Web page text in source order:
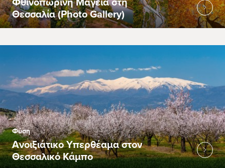
Θεσσαλία (Photo Gallery)
Φύση
Ανοιξιάτικο Υπερθέαμα στον
Θεσσαλικό Κάμπο